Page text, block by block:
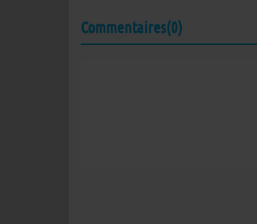
Commentaires(0)